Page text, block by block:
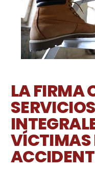
LA FIRMA
VÍCTIMAS